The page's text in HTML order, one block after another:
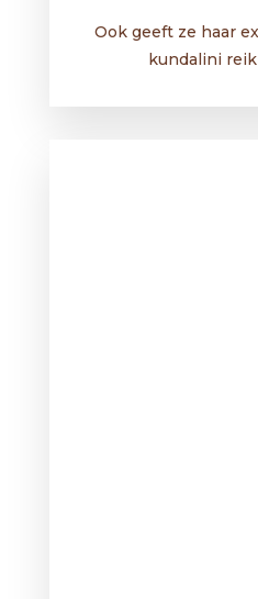
Ook geeft ze haar
kundalini